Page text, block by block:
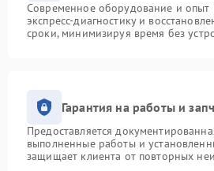
Современное оборудование и опыт
экспресс-диагностику и
сроки, минимизируя время без
Гарантия на работы и
Предоставляется
выполненные работы и
защищает клиента от повторных